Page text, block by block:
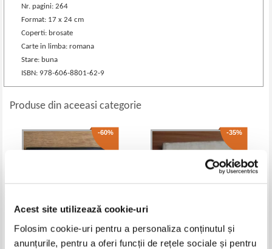
Acest site utilizează cookie-uri
Folosim cookie-uri pentru a personaliza conținutul și
anunțurile, pentru a oferi funcții de rețele sociale și pentru
Nr. pagini: 264
Format: 17 x 24 cm
Coperti: brosate
Carte in limba: romana
Stare: buna
ISBN: 978-606-8801-62-9
Produse din aceeasi categorie
-60% -35%